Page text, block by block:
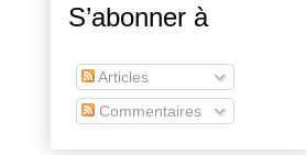
S’abonner à
Articles
Commentaires